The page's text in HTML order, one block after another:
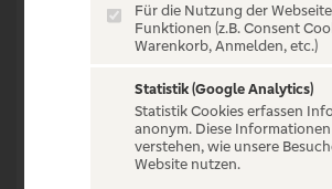
VERANSTALTUNG
GEFUNDEN
Für die Nutzung der
Funktionen (z.B. Consent
Warenkorb, Anmelden, etc.)
Statistik (Google Analytics)
Statistik Cookies erfassen
anonym. Diese
verstehen, wie unsere
Website nutzen.